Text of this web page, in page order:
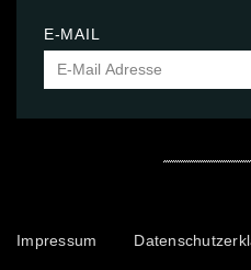
E-MAIL
Impressum